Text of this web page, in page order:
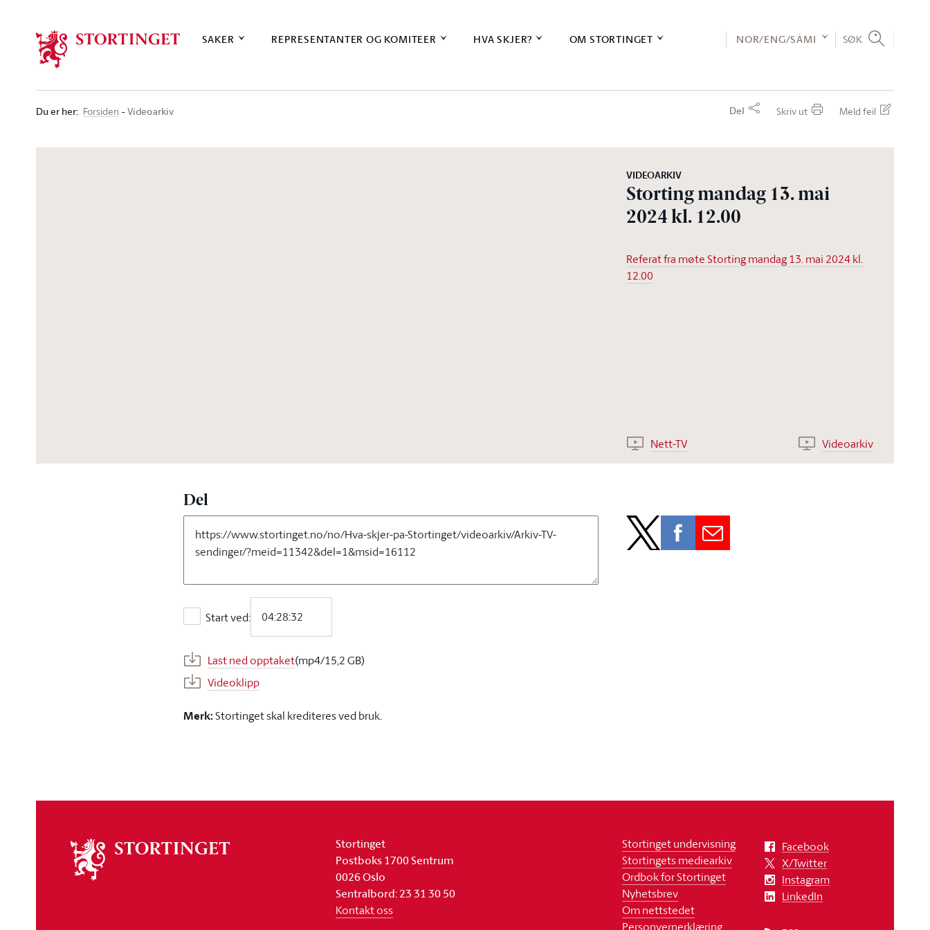
SAKER REPRESENTANTER OG KOMITEER HVA SKJER? OM STORTINGET NOR/ENG/SÁMI SØK
Du er her: Forsiden Videoarkiv Del Skriv ut Meld feil
VIDEOARKIV
Storting mandag 13. mai
2024 kl. 12.00
Referat fra møte Storting mandag 13. mai 2024 kl.
12.00
Nett-TV Videoarkiv
Del
Start ved:
Start ved:
Last ned opptaket(mp4/15,2 GB)
Videoklipp
Merk:Stortinget skal krediteres ved bruk.
stortinget
Stortinget
Postboks 1700 Sentrum
0026 Oslo
Sentralbord: 23 31 30 50
Kontakt oss
Stortinget undervisning
Stortingets mediearkiv
Ordbok for Stortinget
Nyhetsbrev
Om nettstedet
Personvernerklæring
Facebook
X/Twitter
Instagram
LinkedIn